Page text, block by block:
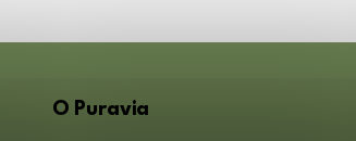
O Puravia